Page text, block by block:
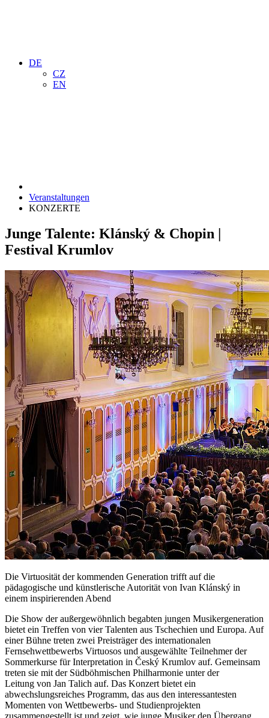
DE
CZ
EN
Veranstaltungen
KONZERTE
Junge Talente: Klánský & Chopin |
Festival Krumlov
Die Virtuosität der kommenden Generation trifft auf die
pädagogische und künstlerische Autorität von Ivan Klánský in
einem inspirierenden Abend
Die Show der außergewöhnlich begabten jungen Musikergeneration
bietet ein Treffen von vier Talenten aus Tschechien und Europa. Auf
einer Bühne treten zwei Preisträger des internationalen
Fernsehwettbewerbs Virtuosos und ausgewählte Teilnehmer der
Sommerkurse für Interpretation in Český Krumlov auf. Gemeinsam
treten sie mit der Südböhmischen Philharmonie unter der
Leitung von Jan Talich auf. Das Konzert bietet ein
abwechslungsreiches Programm, das aus den interessantesten
Momenten von Wettbewerbs- und Studienprojekten
zusammengestellt ist und zeigt, wie junge Musiker den Übergang